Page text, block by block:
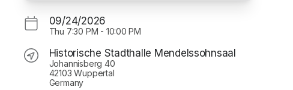
09/24/2026
Thu 7:30 PM - 10:00 PM
Historische Stadthalle Mendelssohnsaal
Johannisberg 40
42103 Wuppertal
Germany